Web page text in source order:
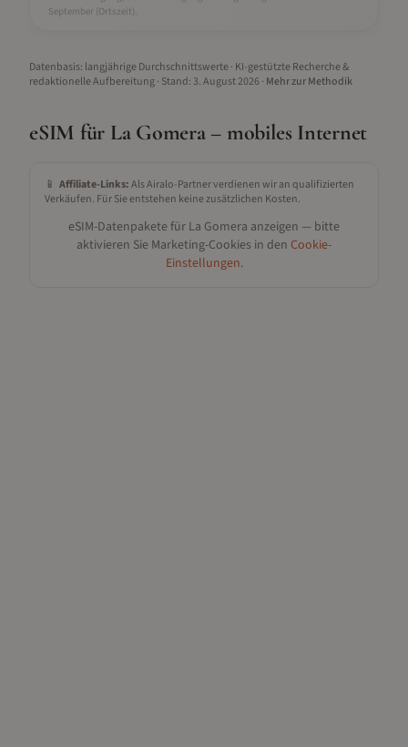
September (Ortszeit).
Datenbasis: langjährige Durchschnittswerte · KI-gestützte Recherche &
redaktionelle Aufbereitung· Stand: 3. August 2026· Mehr zur Methodik
eSIM für La Gomera– mobiles Internet
📱 Affiliate-Links:Als Airalo-Partner verdienen wir an qualifizierten
Verkäufen. Für Sie entstehen keine zusätzlichen Kosten.
eSIM-Datenpakete für La Gomera anzeigen — bitte
aktivieren Sie Marketing-Cookies in den Cookie-
Einstellungen.